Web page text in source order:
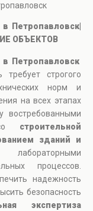
Петропавловск|
ОБЪЕКТОВ
Петропавловск
требует строгого
норм и
на всех этапах
востребованными
со строительной
зданий и
процессов.
надежность
безопасность
экспертиза